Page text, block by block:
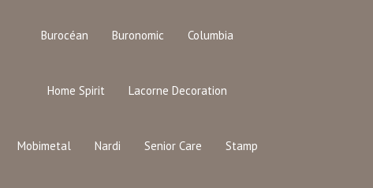
Burocéan Buronomic Columbia
Home Spirit Lacorne Decoration
Mobimetal Nardi Senior Care Stamp